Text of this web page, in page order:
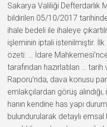
Sakarya Valiliği Defterdarlık
bildirilen 05/10/2017
ihale bedeli ile ihaleye
işleminin iptali istenilmiştir. İlk
özeti: … İdare
tarafından hazırlatılan … tarih
Raporu’nda, dava konusu
emlakçılardan görüş alındığı,
hanın kendine has yapı
bulundurularak detaylı emsal